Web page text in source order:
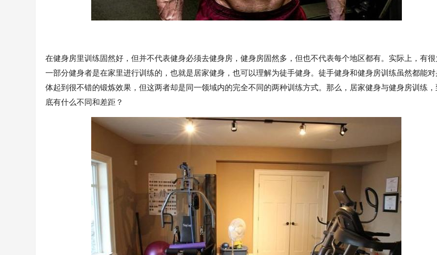
在健身房里训练固然好，但并不代表健身必须去健身房，健身房固然多，但也不代表每个地区都有。实际上，有很
一部分健身者是在家里进行训练的，也就是居家健身，也可以理解为徒手健身。徒手健身和健身房训练虽然都能对
体起到很不错的锻炼效果，但这两者却是同一领域内的完全不同的两种训练方式。那么，居家健身与健身房训练，
底有什么不同和差距？